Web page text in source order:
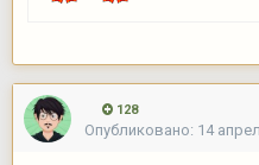
128
Опубликовано: 14